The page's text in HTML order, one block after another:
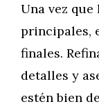
Una vez que
principales,
finales.
detalles y
estén bien